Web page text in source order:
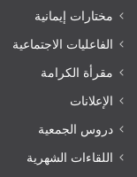
مختارات إيمانية
الفاعليات الاجتماعية
مقرأة الكرامة
الإعلانات
دروس الجمعية
اللقاءات الشهرية